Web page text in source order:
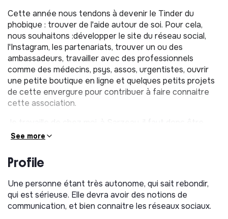
Cette année nous tendons à devenir le Tinder du
phobique : trouver de l'aide autour de soi. Pour cela,
nous souhaitons :développer le site du réseau social,
l'Instagram, les partenariats, trouver un ou des
ambassadeurs, travailler avec des professionnels
comme des médecins, psys, assos, urgentistes, ouvrir
une petite boutique en ligne et quelques petits projets
de cette envergure pour contribuer à faire connaitre
cette association.
Je travaille de chez moi, à Sarzeau, il faut donc être
véhiculé. Les horaires peuvent souples.
See more
Profile
Une personne étant très autonome, qui sait rebondir,
qui est sérieuse. Elle devra avoir des notions de
communication, et bien connaitre les réseaux sociaux.